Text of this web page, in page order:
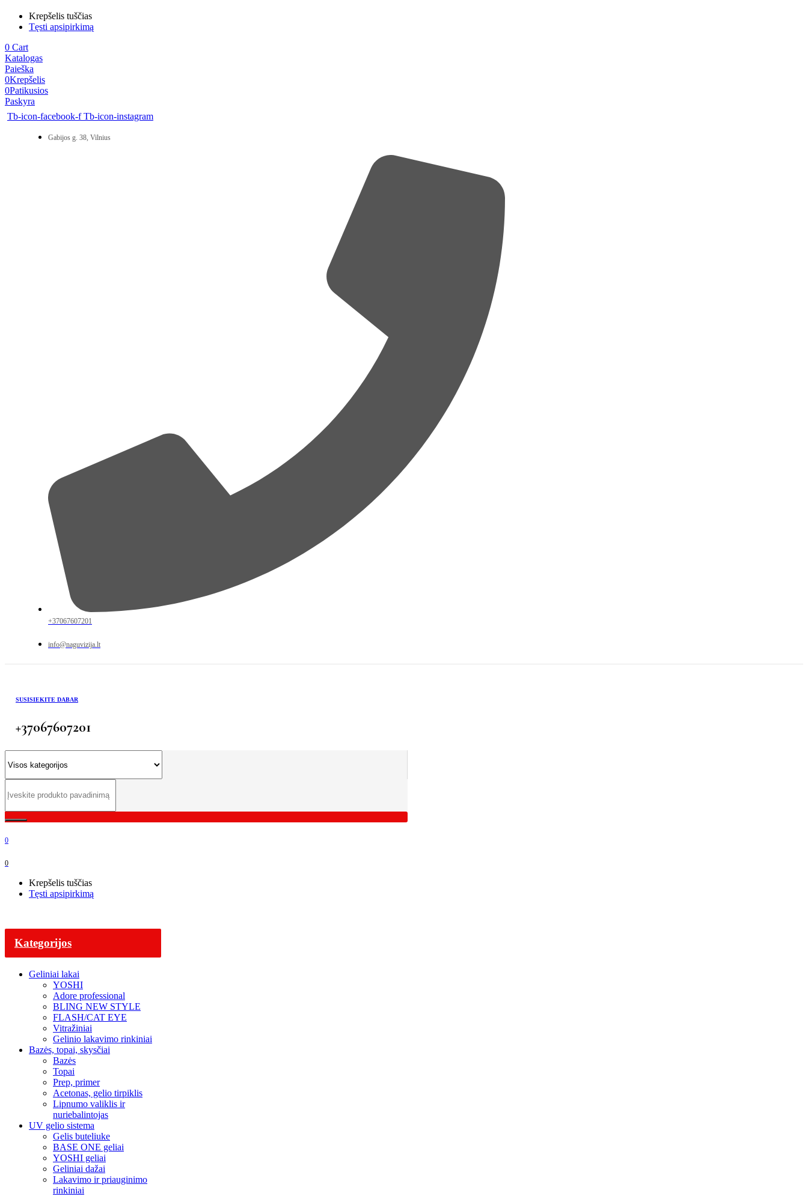
Krepšelis tuščias
Tęsti apsipirkimą
0 Cart
Katalogas
Paieška
0Krepšelis
0Patikusios
Paskyra
Tb-icon-facebook-f Tb-icon-instagram
Gabijos g. 38, Vilnius
+37067607201
info@naguvizija.lt
SUSISIEKITE DABAR
+37067607201
0
0
Krepšelis tuščias
Tęsti apsipirkimą
Kategorijos
Geliniai lakai
YOSHI
Adore professional
BLING NEW STYLE
FLASH/CAT EYE
Vitražiniai
Gelinio lakavimo rinkiniai
Bazės, topai, skysčiai
Bazės
Topai
Prep, primer
Acetonas, gelio tirpiklis
Lipnumo valiklis ir
nuriebalintojas
UV gelio sistema
Gelis buteliuke
BASE ONE geliai
YOSHI geliai
Geliniai dažai
Lakavimo ir priauginimo
rinkiniai